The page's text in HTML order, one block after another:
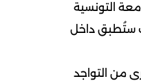
التونسية
بحق اللاعب ستُطبق داخل
من التواجد